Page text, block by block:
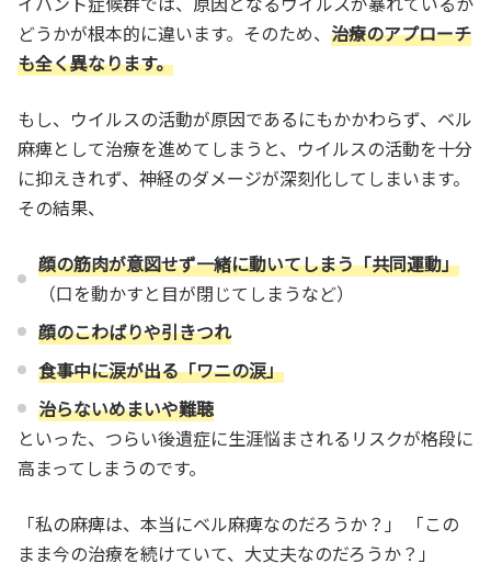
どうかが根本的に違います。そのため、 治療のアプローチ
も全く異なります。
もし、ウイルスの活動が原因であるにもかかわらず、ベル
麻痺として治療を進めてしまうと、ウイルスの活動を十分
に抑えきれず、神経のダメージが深刻化してしまいます。
その結果、
顔の筋肉が意図せず一緒に動いてしまう「共同運動」
（口を動かすと目が閉じてしまうなど）
顔のこわばりや引きつれ
食事中に涙が出る「ワニの涙」
治らないめまいや難聴
といった、つらい後遺症に生涯悩まされるリスクが格段に
高まってしまうのです。
「私の麻痺は、本当にベル麻痺なのだろうか？」 「この
まま今の治療を続けていて、大丈夫なのだろうか？」